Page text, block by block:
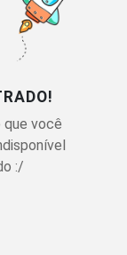
que você
:/